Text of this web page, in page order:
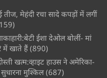
मेहंदी रचा सादे कपड़ों में लगीं
ईशा देओल बोलीं- मां
में खाते हैं (890)
खत्म:व्हाइट हाउस ने अमेरिका-
मुश्किल (687)